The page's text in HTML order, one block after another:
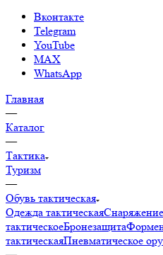
Вконтакте
Telegram
YouTube
MAX
WhatsApp
Главная
—
Каталог
—
Тактика
Туризм
—
Обувь тактическая
Одежда тактическаяСнаряжение
тактическоеБронезащита
тактическаяПневматическое